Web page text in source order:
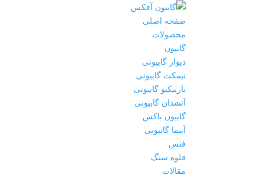
صفحه اصلی
محصولات
گابیون
دیوار گابیونی
نیمکت گابیونی
باربیکیو گابیونی
آتشدان گابیونی
گابیون باکس
آبنما گابیونی
فنس
قلوه سنگ
مقالات